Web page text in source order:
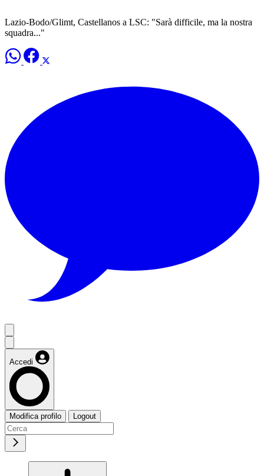
Lazio-Bodo/Glimt, Castellanos a LSC: "Sarà difficile, ma la nostra
squadra..."
Accedi
Modifica profilo Logout